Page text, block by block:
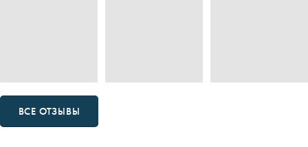
ВСЕ ОТЗЫВЫ